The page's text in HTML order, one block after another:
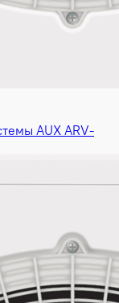
AUX ARV-